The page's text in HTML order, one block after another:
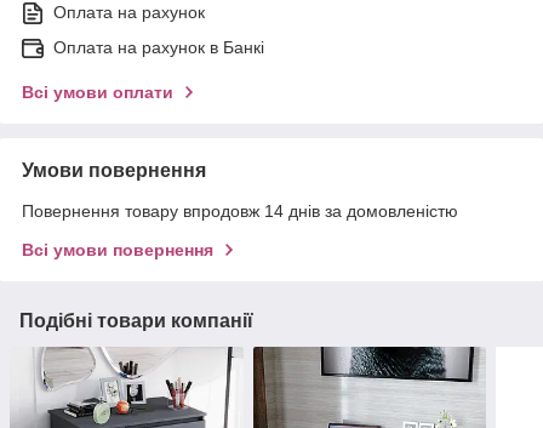
Оплата на рахунок
Оплата на рахунок в Банкі
Всі умови оплати
Умови повернення
Повернення товару впродовж 14 днів за домовленістю
Всі умови повернення
Подібні товари компанії